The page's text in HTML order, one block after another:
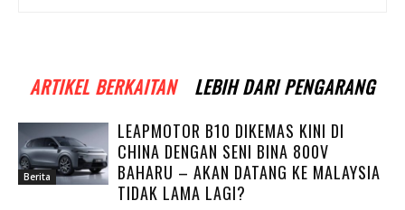
ARTIKEL BERKAITAN LEBIH DARI PENGARANG
Berita
LEAPMOTOR B10 DIKEMAS KINI DI
CHINA DENGAN SENI BINA 800V
BAHARU – AKAN DATANG KE MALAYSIA
TIDAK LAMA LAGI?